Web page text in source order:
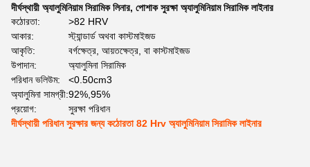
দীর্ঘস্থায়ী অ্যালুমিনিয়াম সিরামিক লিনার, পোশাক সুরক্ষা অ্যালুমিনিয়াম সিরামিক লাইনার
কঠোরতা:
>82 HRV
আকার:
স্ট্যান্ডার্ড অথবা কাস্টমাইজড
আকৃতি:
বর্গক্ষেত্র, আয়তক্ষেত্র, বা কাস্টমাইজড
উপাদান:
অ্যালুমিনা সিরামিক
পরিধান ভলিউম:
<0.50cm3
অ্যালুমিনা সামগ্রী:92%,95%
প্রয়োগ:
সুরক্ষা পরিধান
দীর্ঘস্থায়ী পরিধান সুরক্ষার জন্য কঠোরতা 82 Hrv অ্যালুমিনিয়াম সিরামিক লাইনার